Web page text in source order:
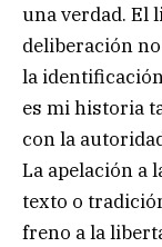
una verdad. El
deliberación
la
es mi historia
con la
La apelación a
texto o
freno a la